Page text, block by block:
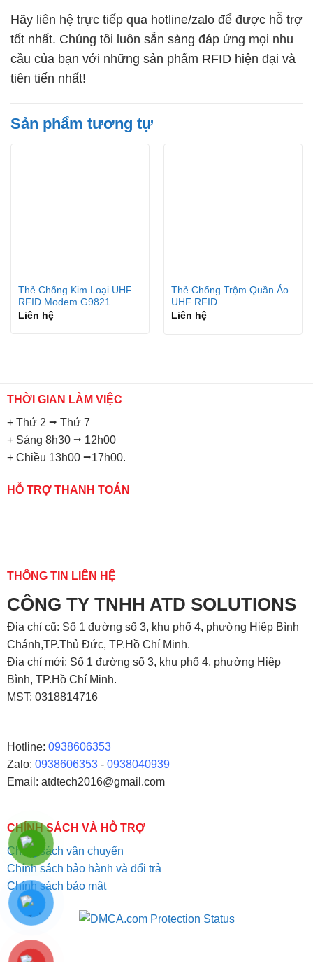
Hãy liên hệ trực tiếp qua hotline/zalo để được hỗ trợ
tốt nhất. Chúng tôi luôn sẵn sàng đáp ứng mọi nhu
cầu của bạn với những sản phẩm RFID hiện đại và
tiên tiến nhất!
Sản phẩm tương tự
Thẻ Chống Kim Loại UHF
RFID Modem G9821
Liên hệ
Thẻ Chống Trộm Quần Áo
UHF RFID
Liên hệ
THỜI GIAN LÀM VIỆC
+ Thứ 2 ⭢ Thứ 7
+ Sáng 8h30 ⭢ 12h00
+ Chiều 13h00 ⭢17h00.
HỖ TRỢ THANH TOÁN
THÔNG TIN LIÊN HỆ
CÔNG TY TNHH ATD SOLUTIONS
Địa chỉ cũ: Số 1 đường số 3, khu phố 4, phường Hiệp Bình
Chánh,TP.Thủ Đức, TP.Hồ Chí Minh.
Địa chỉ mới: Số 1 đường số 3, khu phố 4, phường Hiệp
Bình, TP.Hồ Chí Minh.
MST: 0318814716
Hotline: 0938606353
Zalo: 0938606353 -0938040939
Email: atdtech2016@gmail.com
CHÍNH SÁCH VÀ HỖ TRỢ
Chính sách vận chuyển
Chính sách bảo hành và đổi trả
Chính sách bảo mật